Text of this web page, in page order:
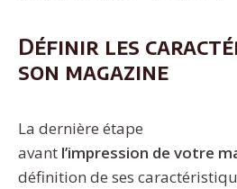
Définir les
son magazine
La dernière étape
avant l’impression de votre
définition de ses